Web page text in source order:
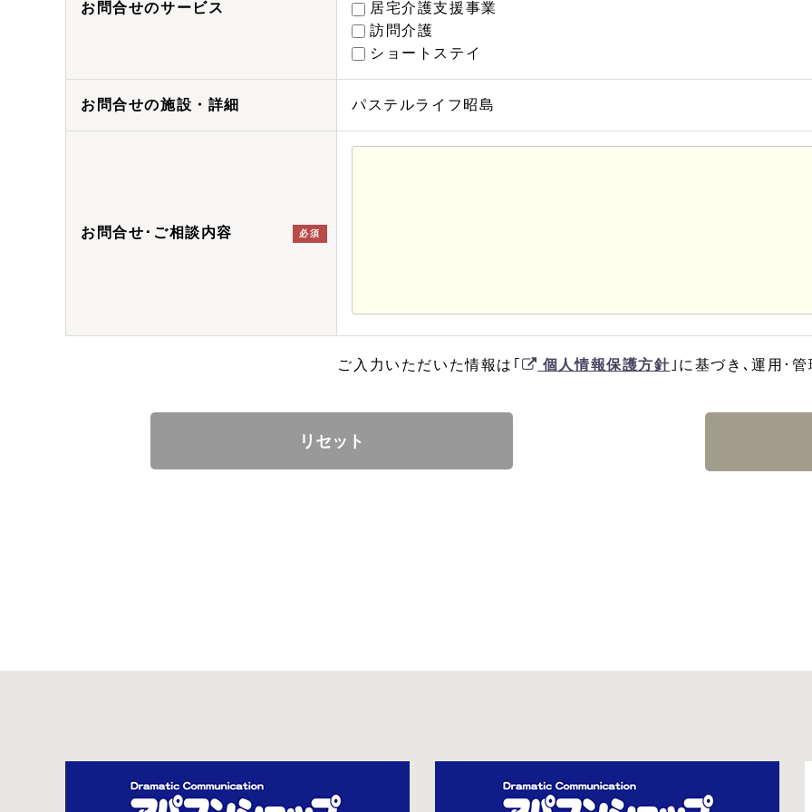
お問合せのサービス
居宅介護支援事業
訪問介護
ショートステイ
お問合せの施設・詳細 パステルライフ昭島
お問合せ･ご相談内容 必須
ご入力いただいた情報は｢ 個人情報保護方針 ｣に基づき､運用･管